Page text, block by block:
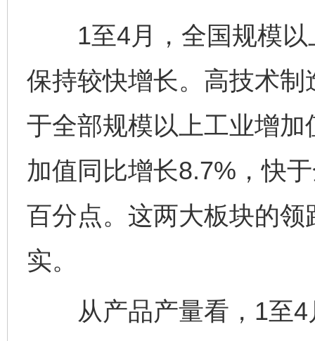
1至4月，全国规模以
保持较快增长。高技术
于全部规模以上工业增
加值同比增长8.7%，快
百分点。这两大板块的
实。
从产品产量看，1至4